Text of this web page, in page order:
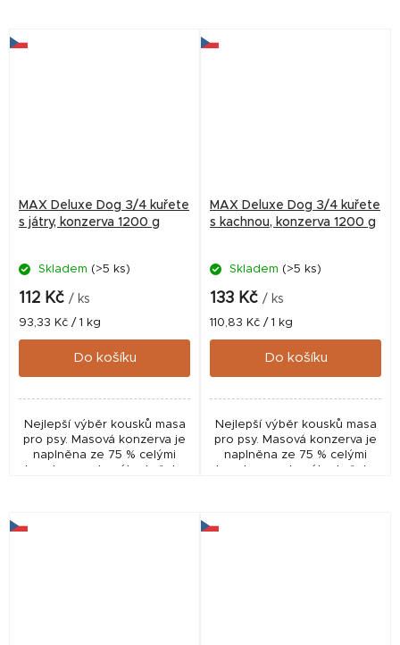
MAX Deluxe Dog 3/4 kuřete
s játry, konzerva 1200 g
Skladem (>5 ks)
112 Kč / ks
Měrná
cena:
93,33 Kč / 1 kg
Do košíku
Nejlepší výběr kousků masa
pro psy. Masová konzerva je
naplněna ze 75 % celými
MAX Deluxe Dog 3/4 kuřete
s kachnou, konzerva 1200 g
Skladem (>5 ks)
133 Kč / ks
Měrná
cena:
110,83 Kč / 1 kg
Do košíku
Nejlepší výběr kousků masa
pro psy. Masová konzerva je
naplněna ze 75 % celými